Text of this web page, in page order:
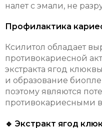
налет с эмали, не
Профилактика
Ксилитол обладает
противокариесной
экстракта ягод
и образование
поэтому являются
противокариесными
🔹 Экстракт ягод